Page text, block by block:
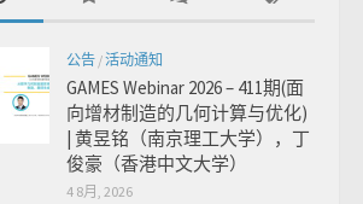
公告 /活动通知
GAMES Webinar 2026 – 411期(面
向增材制造的几何计算与优化)
| 黄昱铭（南京理工大学），丁
俊豪（香港中文大学）
4 8月, 2026